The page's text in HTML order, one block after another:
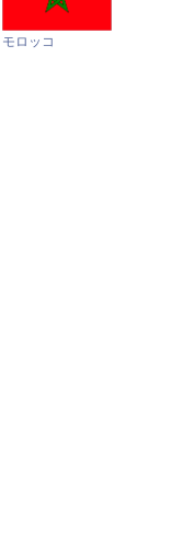
モロッコ